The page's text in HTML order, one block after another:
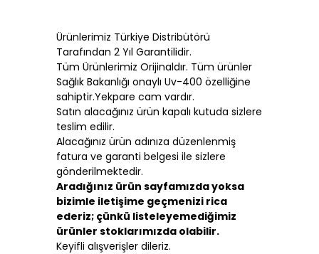
Ürünlerimiz Türkiye Distribütörü
Tarafından 2 Yıl Garantilidir.
Tüm Ürünlerimiz Orijinaldır. Tüm ürünler
Sağlık Bakanlığı onaylı Uv-400 özelliğine
sahiptir.Yekpare cam vardır.
Satın alacağınız ürün kapalı kutuda sizlere
teslim edilir.
Alacağınız ürün adınıza düzenlenmiş
fatura ve garanti belgesi ile sizlere
gönderilmektedir.
Aradığınız ürün sayfamızda yoksa
bizimle iletişime geçmenizi rica
ederiz; çünkü listeleyemediğimiz
ürünler stoklarımızda olabilir.
Keyifli alışverişler dileriz.